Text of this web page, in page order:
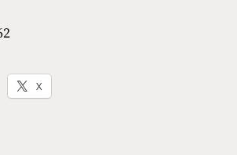
X